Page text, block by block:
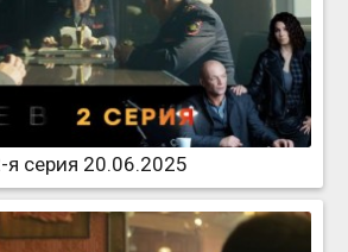
я серия 20.06.2025